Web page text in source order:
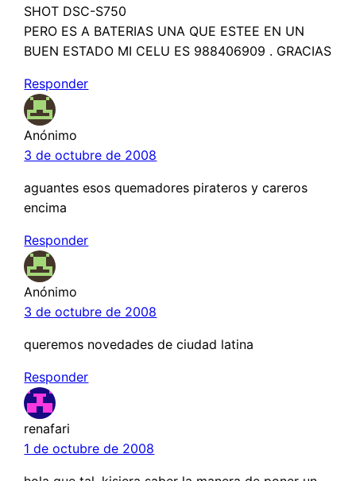
SHOT DSC-S750
PERO ES A BATERIAS UNA QUE ESTEE EN UN
BUEN ESTADO MI CELU ES 988406909 . GRACIAS
Responder
Anónimo
3 de octubre de 2008
aguantes esos quemadores pirateros y careros
encima
Responder
Anónimo
3 de octubre de 2008
queremos novedades de ciudad latina
Responder
renafari
1 de octubre de 2008